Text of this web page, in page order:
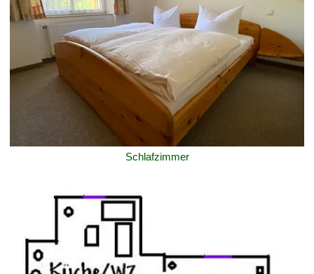
Schlafzimmer